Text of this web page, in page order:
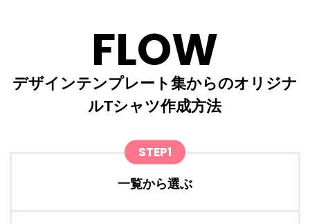
FLOW
デザインテンプレート集からのオリジナ
ルTシャツ作成方法
STEP1
一覧から選ぶ